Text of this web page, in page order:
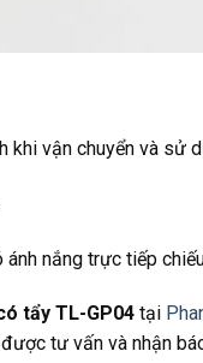
khi vận chuyển và sử
ánh nắng trực tiếp
tẩy TL-GP04 tại
tư vấn và nhận